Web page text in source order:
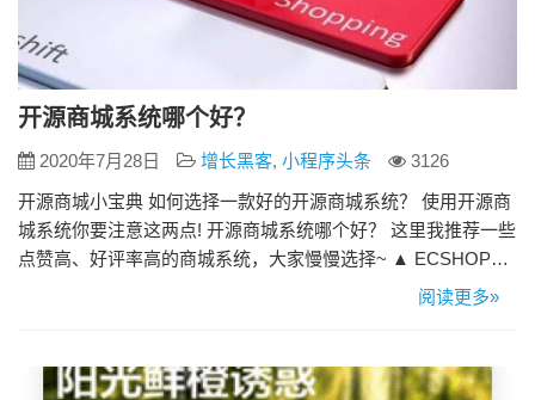
开源商城系统哪个好？
2020年7月28日 增长黑客, 小程序头条
3126
开源商城小宝典 如何选择一款好的开源商城系统？ 使用开源商
城系统你要注意这两点! 开源商城系统哪个好？ 这里我推荐一些
点赞高、好评率高的商城系统，大家慢慢选择~ ▲ ECSHOP
ECSHOP是一款开源免费的网上独立建店系统，由专业的开发
功能。 ▲ 来客推电商 精致电商，来客， [ 微信…
阅读更多»